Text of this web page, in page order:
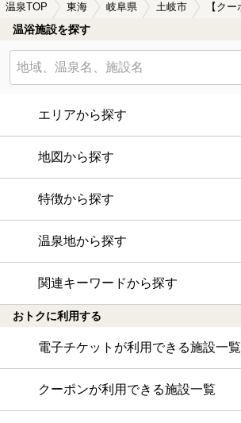
温泉TOP 東海 岐阜県 土岐市
温浴施設を探す
エリアから探す
地図から探す
特徴から探す
温泉地から探す
関連キーワードから探す
おトクに利用する
電子チケットが利用できる施設一覧
クーポンが利用できる施設一覧